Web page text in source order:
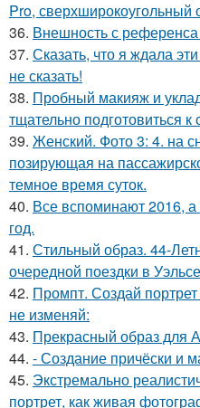
Pro, сверхширокоугольный
36. Внешность с референса
37. Сказать, что я ждала
не сказать!
38. Пробный макияж и
тщательно подготовиться
39. Женский. Фото 3: 4. на
позирующая на
темное время суток.
40. Все вспоминают 2016, а
год.
41. Стильный образ. 44-
очередной поездки в
42. Промпт. Создай
не изменяй:
43. Прекрасный образ для
44. - Создание причёски и
45. Экстремально
портрет, как живая